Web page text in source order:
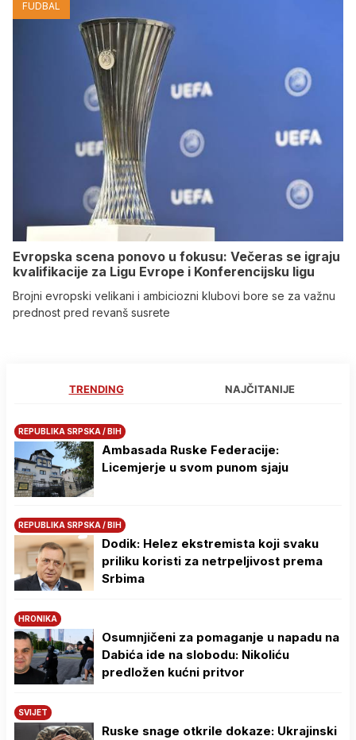
FUDBAL
Evropska scena ponovo u fokusu: Večeras se igraju
kvalifikacije za Ligu Evrope i Konferencijsku ligu
Brojni evropski velikani i ambiciozni klubovi bore se za važnu
prednost pred revanš susrete
TRENDING NAJČITANIJE
REPUBLIKA SRPSKA / BIH
Ambasada Ruske Federacije:
Licemjerje u svom punom sjaju
REPUBLIKA SRPSKA / BIH
Dodik: Helez ekstremista koji svaku
priliku koristi za netrpeljivost prema
Srbima
HRONIKA
Osumnjičeni za pomaganje u napadu na
Dabića ide na slobodu: Nikoliću
predložen kućni pritvor
SVIJET
Ruske snage otkrile dokaze: Ukrajinski